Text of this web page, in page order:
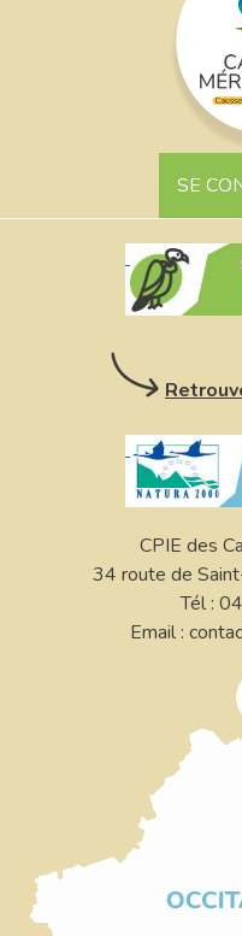
SE
CPIE des
34 route de
Tél :
Email :